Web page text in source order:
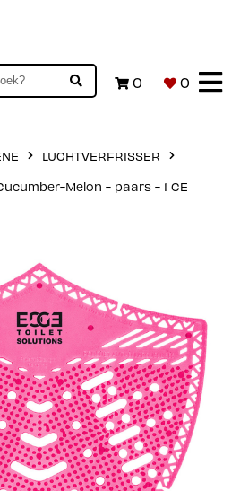
0 0
LUCHTVERFRISSER
Melon - paars - 1 CE